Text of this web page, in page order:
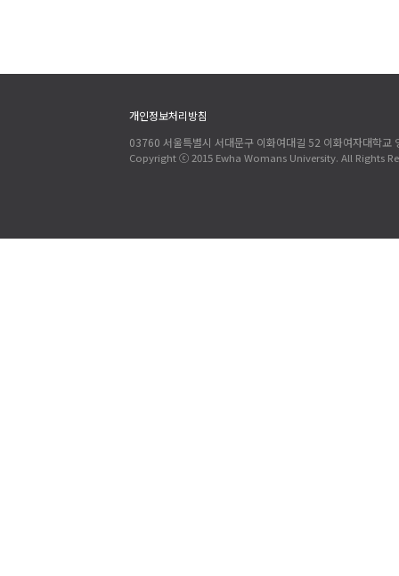
개인정보처리방침
03760 서울특별시 서대문구 이화여대길 52 이화여자대학교
Copyright ⓒ 2015 Ewha Womans University. All Rights